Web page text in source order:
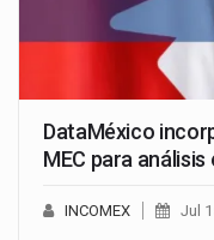
DataMéxico
MEC para
INCOMEX Jul